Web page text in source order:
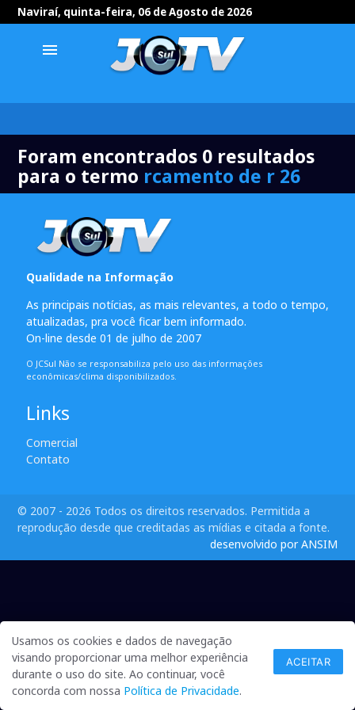
Naviraí, quinta-feira, 06 de Agosto de 2026
menu
Foram encontrados 0 resultados
para o termo rcamento de r 26
Qualidade na Informação
As principais notícias, as mais relevantes, a todo o tempo,
atualizadas, pra você ficar bem informado.
On-line desde 01 de julho de 2007
O JCSul Não se responsabiliza pelo uso das informações
econômicas/clima disponibilizados.
Links
Comercial
Contato
© 2007 - 2026 Todos os direitos reservados. Permitida a
reprodução desde que creditadas as mídias e citada a fonte.
desenvolvido por ANSIM
Usamos os cookies e dados de navegação
visando proporcionar uma melhor experiência
durante o uso do site. Ao continuar, você
concorda com nossa Política de Privacidade.
ACEITAR